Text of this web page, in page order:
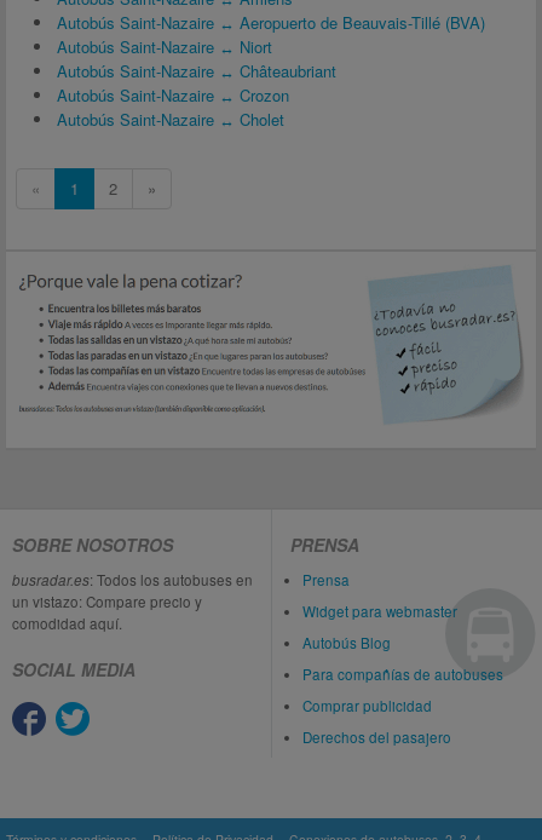
Autobús Saint-Nazaire ↔ Aeropuerto de Beauvais-Tillé (BVA)
Autobús Saint-Nazaire ↔ Niort
Autobús Saint-Nazaire ↔ Châteaubriant
Autobús Saint-Nazaire ↔ Crozon
Autobús Saint-Nazaire ↔ Cholet
« 1 2 »
SOBRE NOSOTROS
busradar.es: Todos los autobuses en
un vistazo: Compare precio y
comodidad aquí.
SOCIAL MEDIA
PRENSA
Prensa
Widget para webmaster
Autobús Blog
Para compañías de autobuses
Comprar publicidad
Derechos del pasajero